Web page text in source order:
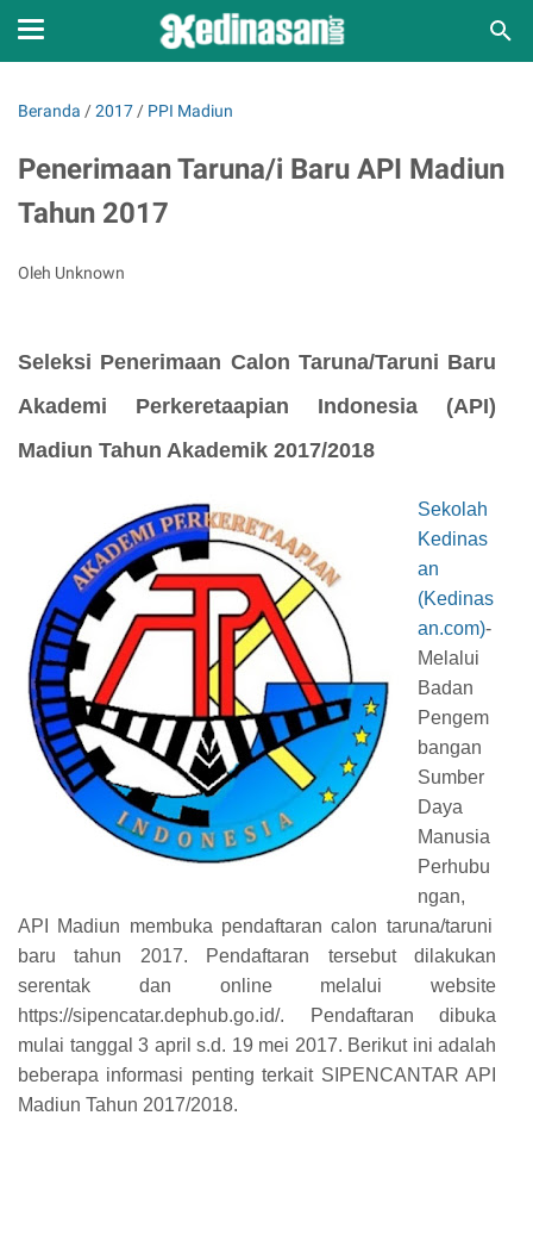
Beranda /2017 / PPI Madiun
Penerimaan Taruna/i Baru API Madiun
Tahun 2017
Oleh Unknown
Seleksi Penerimaan Calon Taruna/Taruni Baru
Akademi Perkeretaapian Indonesia (API)
Madiun Tahun Akademik 2017/2018
Sekolah
Kedinas
an
(Kedinas
an.com)-
Melalui
Badan
Pengem
bangan
Sumber
Daya
Manusia
Perhubu
ngan,
API Madiun membuka pendaftaran calon taruna/taruni
baru tahun 2017. Pendaftaran tersebut dilakukan
serentak dan online melalui website
https://sipencatar.dephub.go.id/. Pendaftaran dibuka
mulai tanggal 3 april s.d. 19 mei 2017. Berikut ini adalah
beberapa informasi penting terkait SIPENCANTAR API
Madiun Tahun 2017/2018.